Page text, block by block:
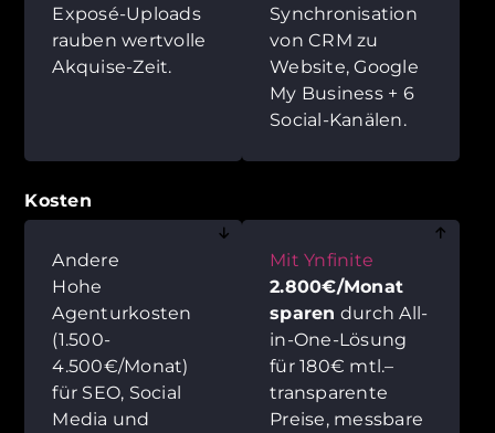
Exposé-Uploads
rauben wertvolle
Akquise-Zeit.
Synchronisation
von CRM zu
Website, Google
My Business + 6
Social-Kanälen.
Kosten
Andere
Hohe
Agenturkosten
(1.500-
4.500€/Monat)
für SEO, Social
Media und
Mit Ynfinite
2.800€/Monat
sparen durch All-
in-One-Lösung
für 180€ mtl.–
transparente
Preise, messbare